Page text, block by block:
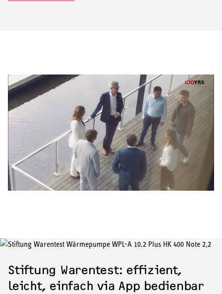
Stiftung Warentest: effizient,
leicht, einfach via App bedienbar